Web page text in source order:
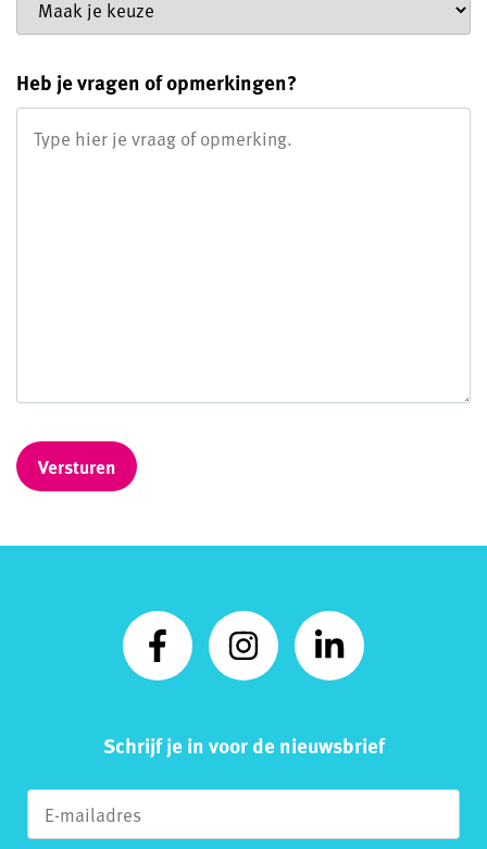
Heb je vragen of opmerkingen?
Schrijf je in voor de nieuwsbrief